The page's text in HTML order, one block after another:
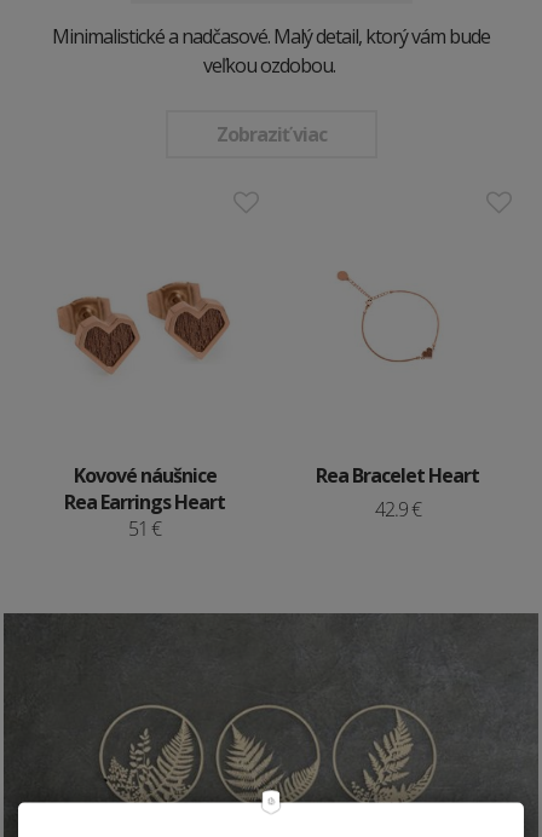
Minimalistické a nadčasové. Malý detail, ktorý vám bude
veľkou ozdobou.
Zobraziť viac
Kovové náušnice
Rea Earrings Heart
51 €
Rea Bracelet Heart
42.9 €